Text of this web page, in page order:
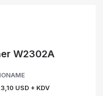
W2302A
USD + KDV